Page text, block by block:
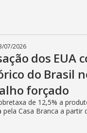
07/2026
dos EUA
do Brasil
forçado
de 12,5% a
pela Casa Branca a partir